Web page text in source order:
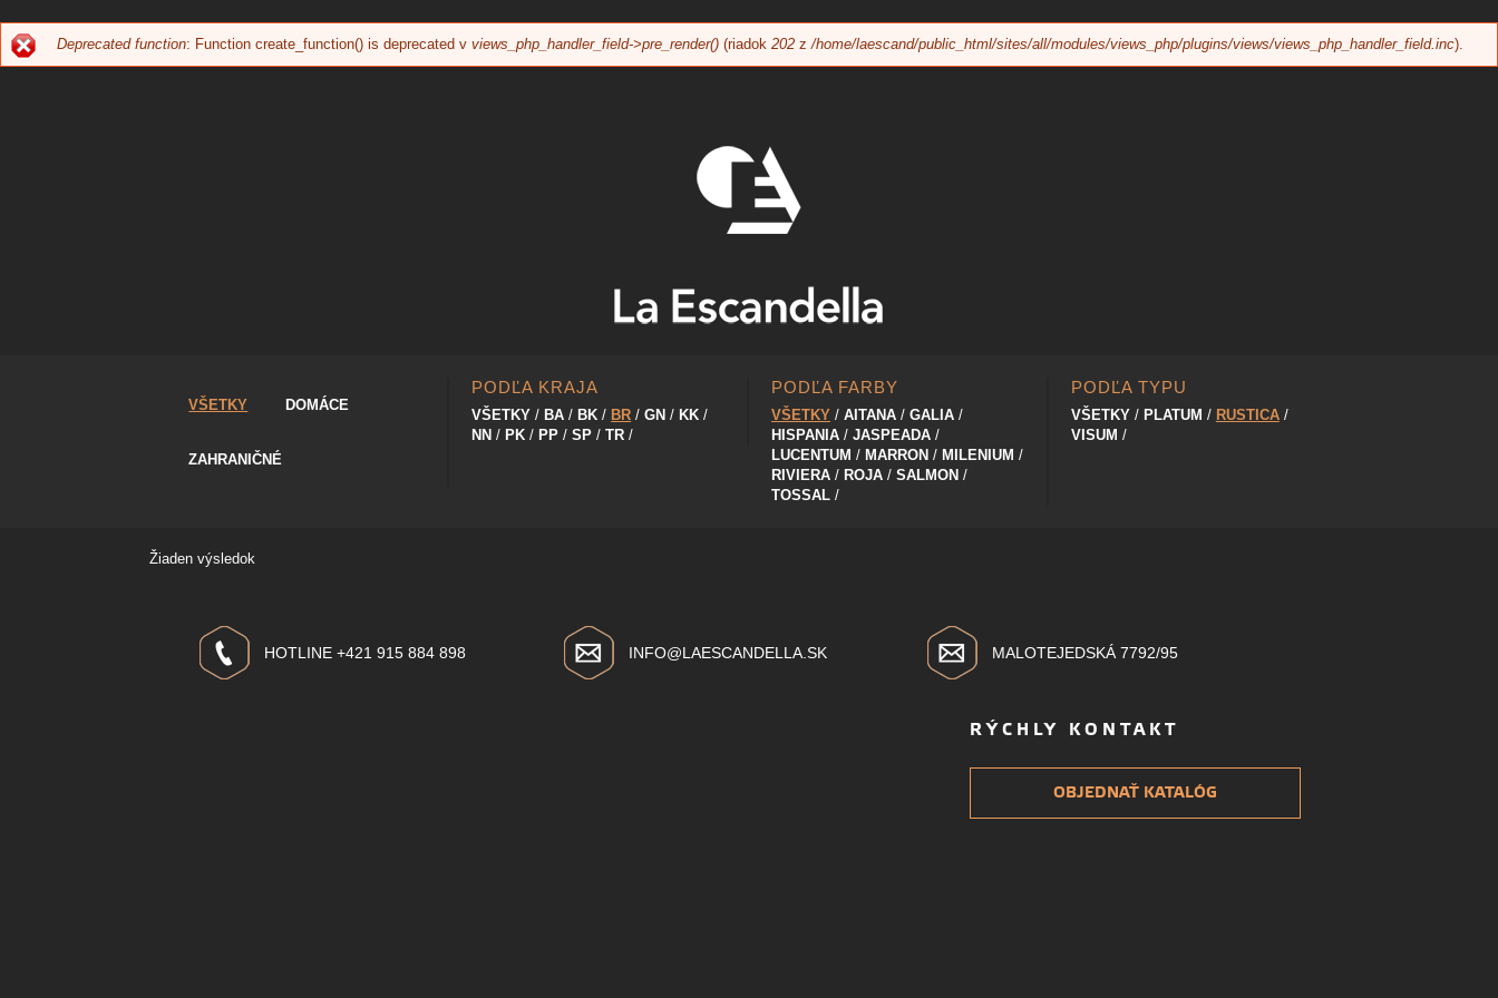
CHYBOVÁ
Deprecated function: Function create_function() is deprecated v views_php_handler_field->pre_render() (riadok 202 z /home/laescand/public_html/sites/all/modules/views_php/plugins/views/views_php_handler_field.inc).
VŠETKY DOMÁCE
ZAHRANIČNÉ
PODĽA KRAJA
VŠETKY BA BK BR GN
KK
NN
PK PP SP TR
PODĽA FARBY
VŠETKY AITANA
GALIA
HISPANIA
JASPEADA
LUCENTUM
MARRON
MILENIUM
RIVIERA
ROJA
SALMON
TOSSAL
PODĽA TYPU
VŠETKY PLATUM
RUSTICA
VISUM
Žiaden výsledok
HOTLINE +421 915 884 898 INFO@LAESCANDELLA.SK MALOTEJEDSKÁ 7792/95
RÝCHLY KONTAKT
OBJEDNAŤ KATALÓG